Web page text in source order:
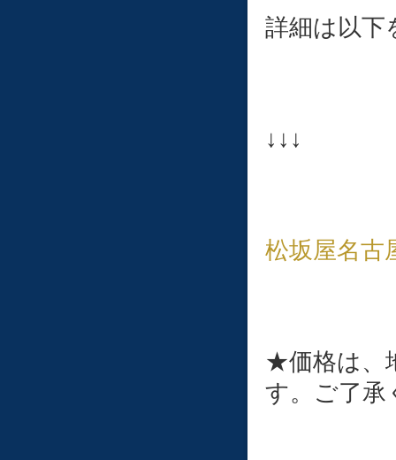
詳細は以下
↓↓↓
松坂屋名古
★価格は、
す。ご了承